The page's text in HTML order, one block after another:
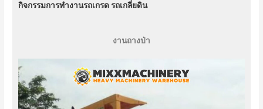
กิจกรรมการทำงานรถเกรด รถเกลี่ยดิน
งานถางป่า